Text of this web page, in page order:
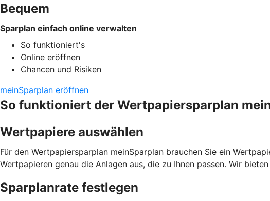
Bequem
Sparplan einfach online verwalten
So funktioniert's
Online eröffnen
Chancen und Risiken
meinSparplan eröffnen
So funktioniert der Wertpapiersparplan
Wertpapiere auswählen
Für den Wertpapiersparplan meinSparplan brauchen Sie ein
Wertpapieren genau die Anlagen aus, die zu Ihnen passen. Wir
Sparplanrate festlegen